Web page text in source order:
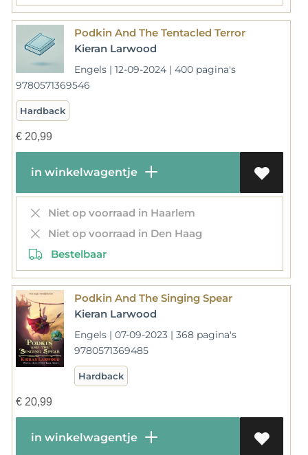
Podkin And The Tentacled Terror
Kieran Larwood
Engels | 12-09-2024 | 400 pagina's
9780571369546
Hardback
€20,99
in winkelwagentje
Niet op voorraad in Haarlem
Niet op voorraad in Den Haag
Bestelbaar
Podkin And The Singing Spear
Kieran Larwood
Engels | 07-09-2023 | 368 pagina's
9780571369485
Hardback
€20,99
in winkelwagentje